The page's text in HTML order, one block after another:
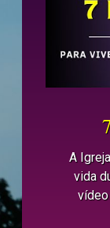
7
A Igreja
vida
vídeo